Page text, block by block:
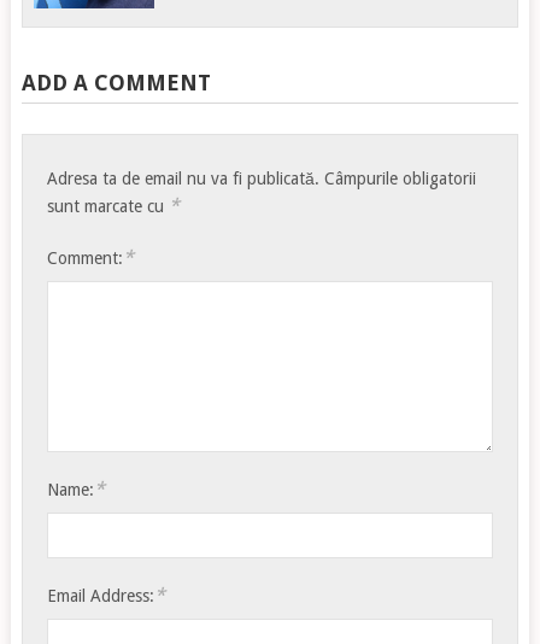
ADD A COMMENT
Adresa ta de email nu va fi publicată. Câmpurile obligatorii
sunt marcate cu *
Comment: *
Name: *
Email Address: *